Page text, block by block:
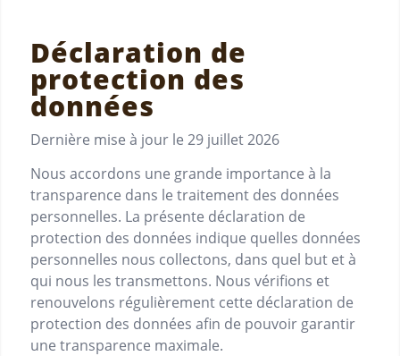
Déclaration de
protection des
données
Dernière mise à jour le 29 juillet 2026
Nous accordons une grande importance à la
transparence dans le traitement des données
personnelles. La présente déclaration de
protection des données indique quelles données
personnelles nous collectons, dans quel but et à
qui nous les transmettons. Nous vérifions et
renouvelons régulièrement cette déclaration de
protection des données afin de pouvoir garantir
une transparence maximale.